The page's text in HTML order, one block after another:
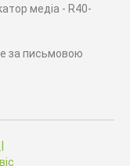
медіа - R40-
за письмовою